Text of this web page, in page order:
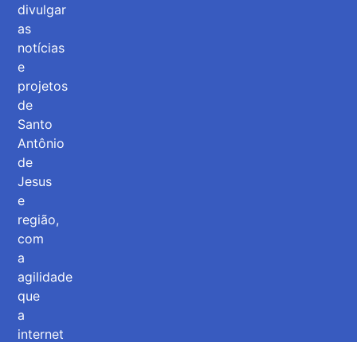
divulgar
as
notícias
e
projetos
de
Santo
Antônio
de
Jesus
e
região,
com
a
agilidade
que
a
internet